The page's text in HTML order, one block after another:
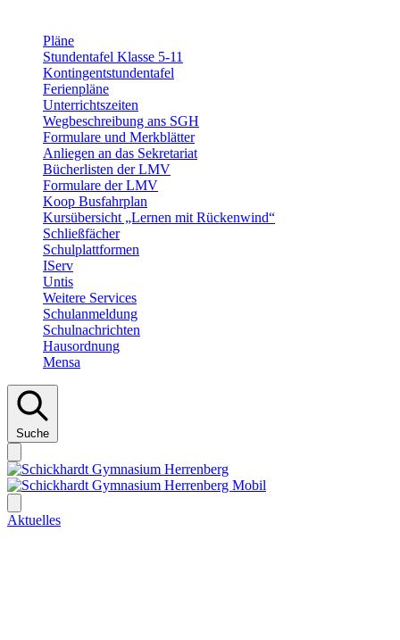
Pläne
Stundentafel Klasse 5-11
Kontingentstundentafel
Ferienpläne
Unterrichtszeiten
Wegbeschreibung ans SGH
Formulare und Merkblätter
Anliegen an das Sekretariat
Bücherlisten der LMV
Formulare der LMV
Koop Busfahrplan
Kursübersicht „Lernen mit Rückenwind“
Schließfächer
Schulplattformen
IServ
Untis
Weitere Services
Schulanmeldung
Schulnachrichten
Hausordnung
Mensa
Suche
Aktuelles